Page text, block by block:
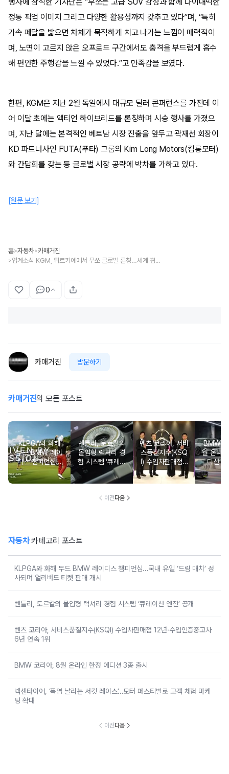
정통 픽업 이미지 그리고 다양한 활용성까지 갖추고 있다”며, “특히
가속 페달을 밟으면 차체가 묵직하게 치고 나가는 느낌이 매력적이
며, 노면이 고르지 않은 오프로드 구간에서도 충격을 부드럽게 흡수
해 편안한 주행감을 느낄 수 있었다.”고 만족감을 보였다.
한편, KGM은 지난 2월 독일에서 대규모 딜러 콘퍼런스를 가진데 이
어 이달 초에는 액티언 하이브리드를 론칭하며 시승 행사를 가졌으
며, 지난 달에는 본격적인 베트남 시장 진출을 앞두고 곽재선 회장이
KD 파트너사인 FUTA(푸타) 그룹의 Kim Long Motors(킴롱모터)
와 간담회를 갖는 등 글로벌 시장 공략에 박차를 가하고 있다.
[원문 보기]
홈>자동차>카매거진
> 업계소식 KGM, 튀르키예에서 무쏘 글로벌 론칭…세계 휩쓸 준비 끝났다
0
카매거진 방문하기
카매거진의 모든 포스트
KLPGA와 화해
무드 BMW 레이
디스 챔피언십…
국내 유일 ‘드림
매치’ 성사되며 얼
벤틀리, 토르칼의
몰입형 럭셔리 경
험 시스템 ‘큐레이
션 엔진’ 공개
벤츠 코리아, 서비
스품질지수(KSQ
I) 수입차판매점 1
2년·수입인증중고
차 6년 연속 1위
BMW
월 온라
디션 3
이전다음
자동차카테고리 포스트
KLPGA와 화해 무드 BMW 레이디스 챔피언십…국내 유일 ‘드림 매치’ 성
사되며 얼리버드 티켓 판매 개시
벤틀리, 토르칼의 몰입형 럭셔리 경험 시스템 ‘큐레이션 엔진’ 공개
벤츠 코리아, 서비스품질지수(KSQI) 수입차판매점 12년·수입인증중고차
6년 연속 1위
BMW 코리아, 8월 온라인 한정 에디션 3종 출시
넥센타이어, ‘폭염 날리는 서킷 레이스’…모터 페스티벌로 고객 체험 마케
팅 확대
이전다음